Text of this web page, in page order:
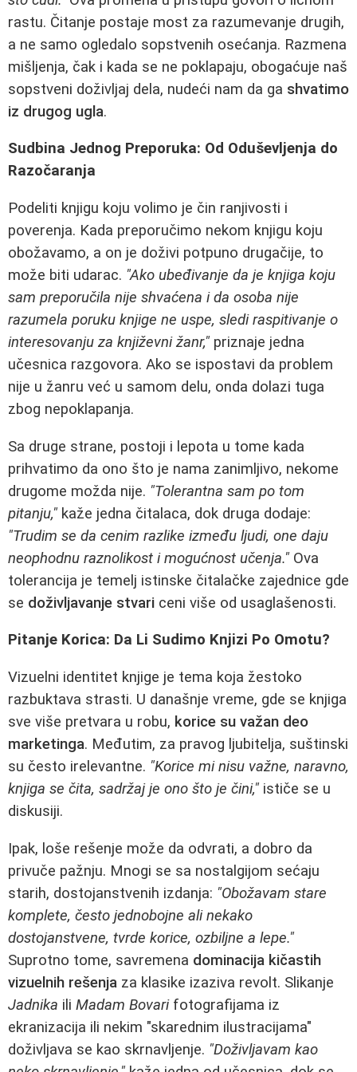
rastu. Čitanje postaje most za razumevanje drugih,
a ne samo ogledalo sopstvenih osećanja. Razmena
mišljenja, čak i kada se ne poklapaju, obogaćuje naš
sopstveni doživljaj dela, nudeći nam da ga shvatimo
iz drugog ugla.
Sudbina Jednog Preporuka: Od Oduševljenja do
Razočaranja
Podeliti knjigu koju volimo je čin ranjivosti i
poverenja. Kada preporučimo nekom knjigu koju
obožavamo, a on je doživi potpuno drugačije, to
može biti udarac. "Ako ubeđivanje da je knjiga koju
sam preporučila nije shvaćena i da osoba nije
razumela poruku knjige ne uspe, sledi raspitivanje o
interesovanju za književni žanr," priznaje jedna
učesnica razgovora. Ako se ispostavi da problem
nije u žanru već u samom delu, onda dolazi tuga
zbog nepoklapanja.
Sa druge strane, postoji i lepota u tome kada
prihvatimo da ono što je nama zanimljivo, nekome
drugome možda nije. "Tolerantna sam po tom
pitanju," kaže jedna čitalaca, dok druga dodaje:
"Trudim se da cenim razlike između ljudi, one daju
neophodnu raznolikost i mogućnost učenja." Ova
tolerancija je temelj istinske čitalačke zajednice gde
se doživljavanje stvari ceni više od usaglašenosti.
Pitanje Korica: Da Li Sudimo Knjizi Po Omotu?
Vizuelni identitet knjige je tema koja žestoko
razbuktava strasti. U današnje vreme, gde se knjiga
sve više pretvara u robu, korice su važan deo
marketinga. Međutim, za pravog ljubitelja, suštinski
su često irelevantne. "Korice mi nisu važne, naravno,
knjiga se čita, sadržaj je ono što je čini," ističe se u
diskusiji.
Ipak, loše rešenje može da odvrati, a dobro da
privuče pažnju. Mnogi se sa nostalgijom sećaju
starih, dostojanstvenih izdanja: "Obožavam stare
komplete, često jednobojne ali nekako
dostojanstvene, tvrde korice, ozbiljne a lepe."
Suprotno tome, savremena dominacija kičastih
vizuelnih rešenja za klasike izaziva revolt. Slikanje
Jadnika ili Madam Bovarifotografijama iz
ekranizacija ili nekim "skarednim ilustracijama"
doživljava se kao skrnavljenje. "Doživljavam kao